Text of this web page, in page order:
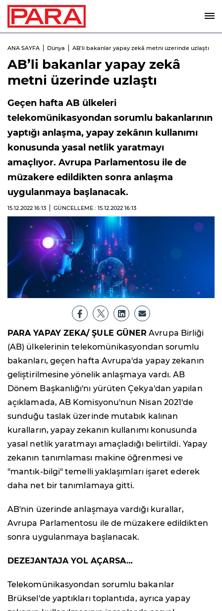
ANA SAYFA Dünya AB’li bakanlar yapay zekâ metni üzerinde uzlaştı
AB’li bakanlar yapay zekâ
metni üzerinde uzlaştı
Geçen hafta AB ülkeleri
telekomünikasyondan sorumlu bakanlarının
yaptığı anlaşma, yapay zekânın kullanımı
konusunda yasal netlik yaratmayı
amaçlıyor. Avrupa Parlamentosu ile de
müzakere edildikten sonra anlaşma
uygulanmaya başlanacak.
15.12.2022 16:13 GÜNCELLEME : 15.12.2022 16:13
PARA YAPAY ZEKA/ ŞULE GÜNER Avrupa Birliği
(AB) ülkelerinin telekomünikasyondan sorumlu
bakanları, geçen hafta Avrupa'da yapay zekanın
geliştirilmesine yönelik anlaşmaya vardı. AB
Dönem Başkanlığı'nı yürüten Çekya'dan yapılan
açıklamada, AB Komisyonu'nun Nisan 2021'de
sunduğu taslak üzerinde mutabık kalınan
kuralların, yapay zekanın kullanımı konusunda
yasal netlik yaratmayı amaçladığı belirtildi. Yapay
zekanın tanımlaması makine öğrenmesi ve
"mantık-bilgi" temelli yaklaşımları işaret ederek
daha net bir tanımlamaya gitti.
AB'nin üzerinde anlaşmaya vardığı kurallar,
Avrupa Parlamentosu ile de müzakere edildikten
sonra uygulanmaya başlanacak.
DEZEJANTAJA YOL AÇARSA…
Telekomünikasyondan sorumlu bakanlar
Brüksel'de yaptıkları toplantıda, ayrıca yapay